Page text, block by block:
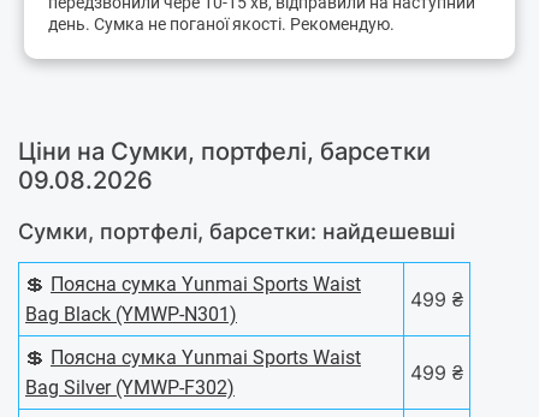
день. Сумка не поганої якості. Рекомендую.
Ціни на Сумки, портфелі, барсетки
09.08.2026
Сумки, портфелі, барсетки: найдешевші
💲 Поясна сумка Yunmai Sports Waist
Bag Black (YMWP-N301)
499 ₴
💲 Поясна сумка Yunmai Sports Waist
Bag Silver (YMWP-F302)
499 ₴